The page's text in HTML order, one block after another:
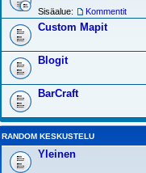
Sisäalue: Kommentit
Custom Mapit
Blogit
BarCraft
RANDOM KESKUSTELU
Yleinen